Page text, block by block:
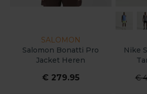
SALOMON
Salomon Bonatti Pro
Jacket Heren
€ 279.95
Nike
€